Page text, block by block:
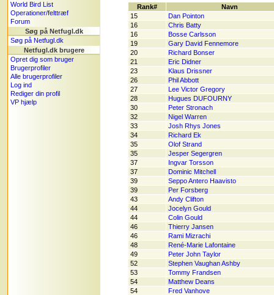
World Bird List
Operationer/felttræf
Forum
Søg på Netfugl.dk
Søg på Netfugl.dk
Netfugl.dk brugere
Opret dig som bruger
Brugerprofiler
Alle brugerprofiler
Log ind
Rediger din profil
VP hjælp
Rank#
Navn
15
Dan Pointon
16
Chris Batty
16
Bosse Carlsson
19
Gary David Fennemore
20
Richard Bonser
21
Eric Didner
23
Klaus Drissner
26
Phil Abbott
27
Lee Victor Gregory
28
Hugues DUFOURNY
30
Peter Stronach
32
Nigel Warren
33
Josh Rhys Jones
34
Richard Ek
35
Olof Strand
35
Jesper Segergren
37
Ingvar Torsson
37
Dominic Mitchell
39
Seppo Antero Haavisto
39
Per Forsberg
43
Andy Clifton
44
Jocelyn Gould
44
Colin Gould
46
Thierry Jansen
46
Rami Mizrachi
48
René-Marie Lafontaine
49
Peter John Taylor
52
Stephen Vaughan Ashby
53
Tommy Frandsen
54
Matthew Deans
54
Fred Vanhove